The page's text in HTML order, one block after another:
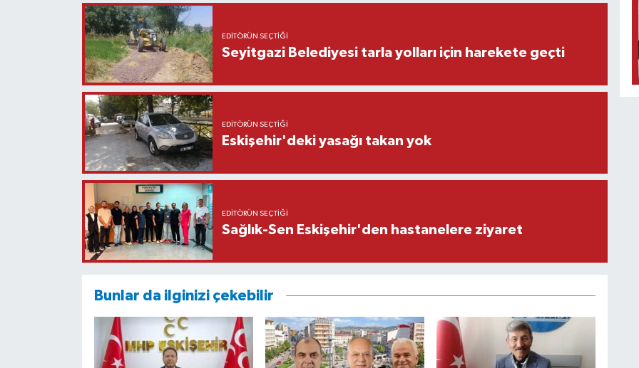
EDITÖRÜN SEÇTIĞI
Seyitgazi Belediyesi tarla yolları için harekete geçti
EDITÖRÜN SEÇTIĞI
Eskişehir'deki yasağı takan yok
EDITÖRÜN SEÇTIĞI
Sağlık-Sen Eskişehir'den hastanelere ziyaret
Bunlar da ilginizi çekebilir